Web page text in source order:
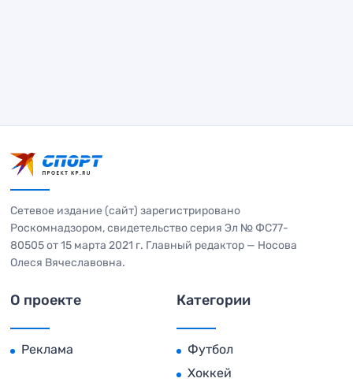
Сетевое издание (сайт) зарегистрировано
Роскомнадзором, свидетельство серия Эл № ФС77-
80505 от 15 марта 2021 г. Главный редактор — Носова
Олеся Вячеславовна.
О проекте
Реклама
Категории
Футбол
Хоккей